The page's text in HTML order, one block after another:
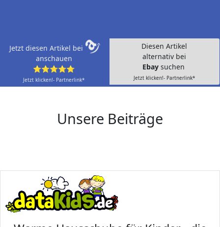
Jetzt diesen Artikel bei
anschauen
⭐⭐⭐⭐⭐
Jetzt klicken!- Partnerlink*
Diesen Artikel
alternativ bei
Ebay suchen
Jetzt klicken!- Partnerlink*
Unsere Beiträge